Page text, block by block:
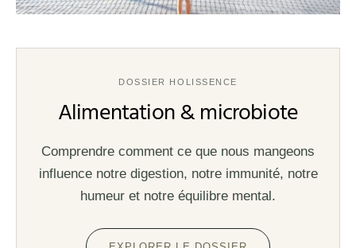
DOSSIER HOLISSENCE
Alimentation & microbiote
Comprendre comment ce que nous mangeons
influence notre digestion, notre immunité, notre
humeur et notre équilibre mental.